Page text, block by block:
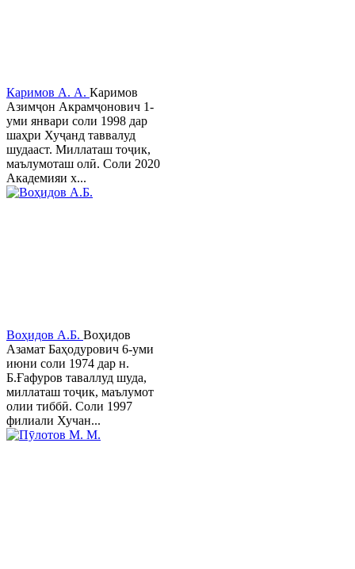
Каримов А. А. Каримов
Азимҷон Акрамҷонович 1-
уми январи соли 1998 дар
шаҳри Хуҷанд таввалуд
шудааст. Миллаташ тоҷик,
маълумоташ олӣ. Соли 2020
Академияи х...
Воҳидов А.Б. Воҳидов
Азамат Баҳодурович 6-уми
июни соли 1974 дар н.
Б.Ғафуров таваллуд шуда,
миллаташ тоҷик, маълумот
олии тиббӣ. Соли 1997
филиали Хучан...